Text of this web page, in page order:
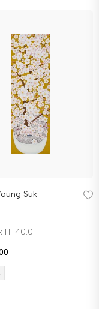
Suk
H 140.0